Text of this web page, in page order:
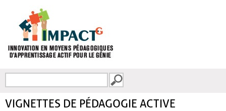
FORMULAIRE DE
VIGNETTES DE PÉDAGOGIE ACTIVE